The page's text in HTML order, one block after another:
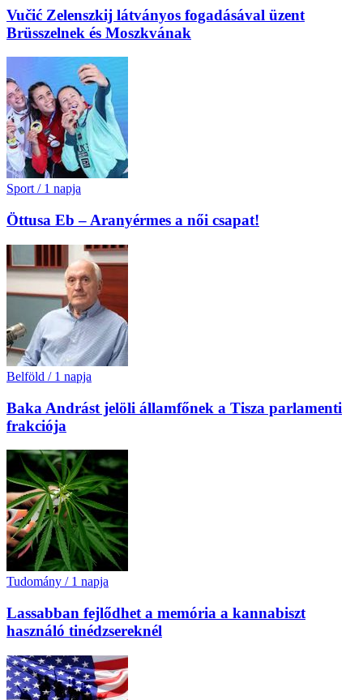
Vučić Zelenszkij látványos fogadásával üzent
Brüsszelnek és Moszkvának
Sport / 1 napja
Öttusa Eb – Aranyérmes a női csapat!
Belföld / 1 napja
Baka Andrást jelöli államfőnek a Tisza parlamenti
frakciója
Tudomány / 1 napja
Lassabban fejlődhet a memória a kannabiszt
használó tinédzsereknél